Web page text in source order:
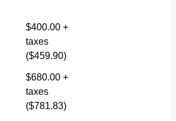
$400.00 +
taxes
($459.90)
$680.00 +
taxes
($781.83)